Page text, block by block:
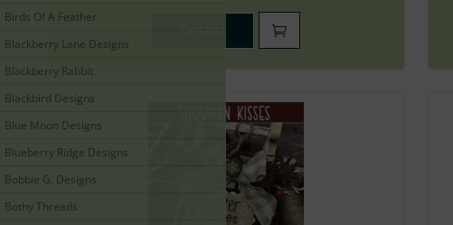
Birds Of A Feather
Blackberry Lane Designs
Blackberry Rabbit
Blackbird Designs
Blue Moon Designs
Blueberry Ridge Designs
Bobbie G. Designs
Bothy Threads